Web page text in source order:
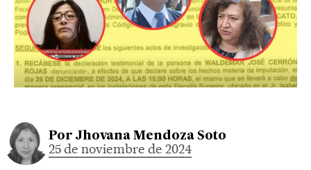
Por Jhovana Mendoza Soto
25 de noviembre de 2024